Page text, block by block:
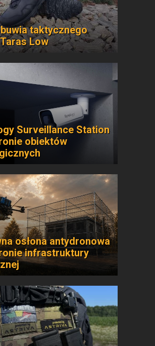
taktycznego
Low
Surveillance Station
obiektów
osłona antydronowa
infrastruktury